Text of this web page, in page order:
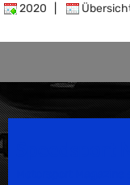
2020